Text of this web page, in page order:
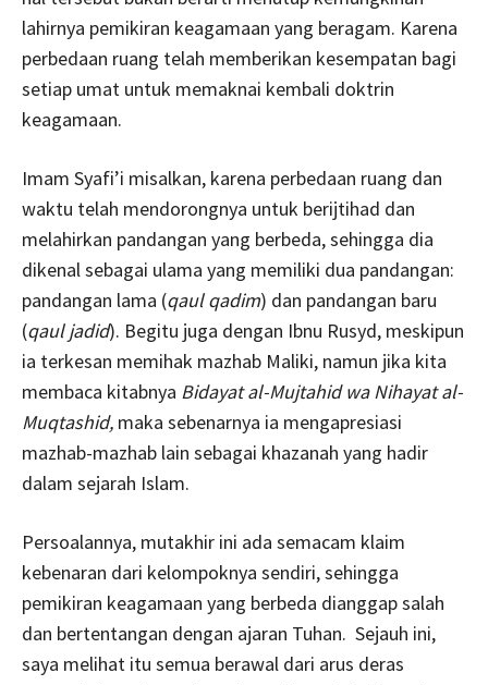
lahirnya pemikiran keagamaan yang beragam. Karena
perbedaan ruang telah memberikan kesempatan bagi
setiap umat untuk memaknai kembali doktrin
keagamaan.
Imam Syafi’i misalkan, karena perbedaan ruang dan
waktu telah mendorongnya untuk berijtihad dan
melahirkan pandangan yang berbeda, sehingga dia
dikenal sebagai ulama yang memiliki dua pandangan:
pandangan lama (qaul qadim) dan pandangan baru
(qaul jadid). Begitu juga dengan Ibnu Rusyd, meskipun
ia terkesan memihak mazhab Maliki, namun jika kita
membaca kitabnya Bidayat al-Mujtahid wa Nihayat al-
Muqtashid, maka sebenarnya ia mengapresiasi
mazhab-mazhab lain sebagai khazanah yang hadir
dalam sejarah Islam.
Persoalannya, mutakhir ini ada semacam klaim
kebenaran dari kelompoknya sendiri, sehingga
pemikiran keagamaan yang berbeda dianggap salah
dan bertentangan dengan ajaran Tuhan. Sejauh ini,
saya melihat itu semua berawal dari arus deras